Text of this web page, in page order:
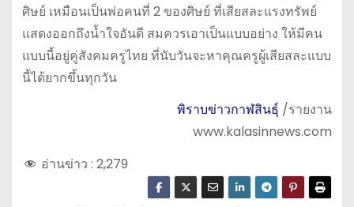
ศิษย์ เหมือนเป็นพ่อคนที่ 2 ของศิษย์ ที่เสียสละแรงทรัพย์
แสดงออกถึงน้ำใจอันดี สมควรเอาเป็นแบบอย่าง ให้มีคน
แบบนี้อยู่คู่สังคมครูไทย ที่นับวันจะหาคุณครูผู้เสียสละแบบ
นี้ได้ยากขึ้นทุกวัน
พิราบข่าวกาฬสินธุ์ /รายงาน
www.kalasinnews.com
อ่านข่าว : 2,279